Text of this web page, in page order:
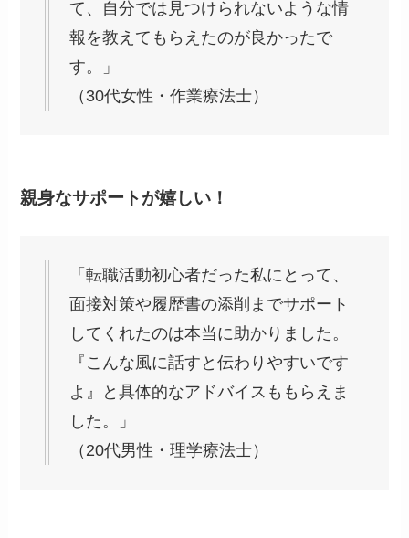
て、自分では見つけられないような情
報を教えてもらえたのが良かったで
す。」
（30代女性・作業療法士）
親身なサポートが嬉しい！
「転職活動初心者だった私にとって、
面接対策や履歴書の添削までサポート
してくれたのは本当に助かりました。
『こんな風に話すと伝わりやすいです
よ』と具体的なアドバイスももらえま
した。」
（20代男性・理学療法士）